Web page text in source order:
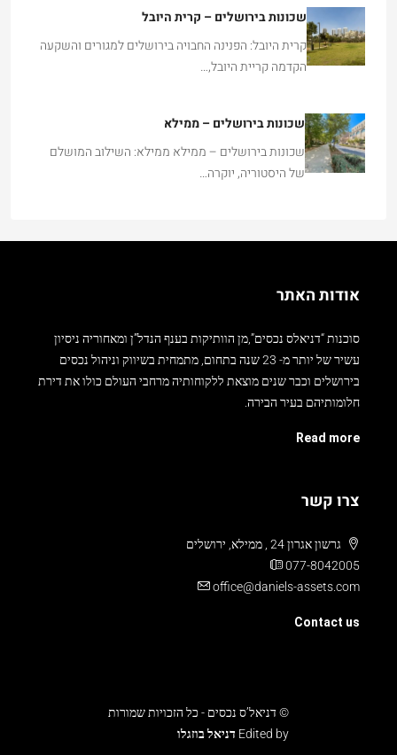
שכונות בירושלים – קרית היובל
קרית היובל: הפנינה החבויה בירושלים למגורים והשקעה
הקדמה קריית היובל,…
שכונות בירושלים – ממילא
שכונות בירושלים – ממילא ממילא: השילוב המושלם
של היסטוריה, יוקרה…
אודות האתר
סוכנות “דניאלס נכסים”,מן הוותיקות בענף הנדל”ן ומאחוריה ניסיון
עשיר של יותר מ- 23 שנה בתחום, מתמחית בשיווק וניהול נכסים
בירושלים וכבר שנים מוצאת ללקוחותיה מרחבי העולם כולו את דירת
חלומותיהם בעיר הבירה.
Read more
צרו קשר
גרשון אגרון 24 , ממילא, ירושלים
077-8042005
office@daniels-assets.com
Contact us
© דניאל’ס נכסים - כל הזכויות שמורות
Edited by דניאל בוזגלו